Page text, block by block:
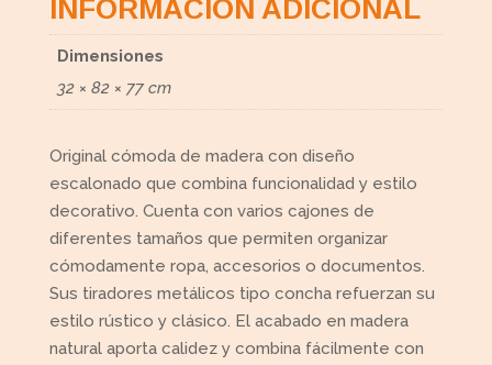
INFORMACIÓN ADICIONAL
Dimensiones
32 × 82 × 77 cm
Original cómoda de madera con diseño
escalonado que combina funcionalidad y estilo
decorativo. Cuenta con varios cajones de
diferentes tamaños que permiten organizar
cómodamente ropa, accesorios o documentos.
Sus tiradores metálicos tipo concha refuerzan su
estilo rústico y clásico. El acabado en madera
natural aporta calidez y combina fácilmente con